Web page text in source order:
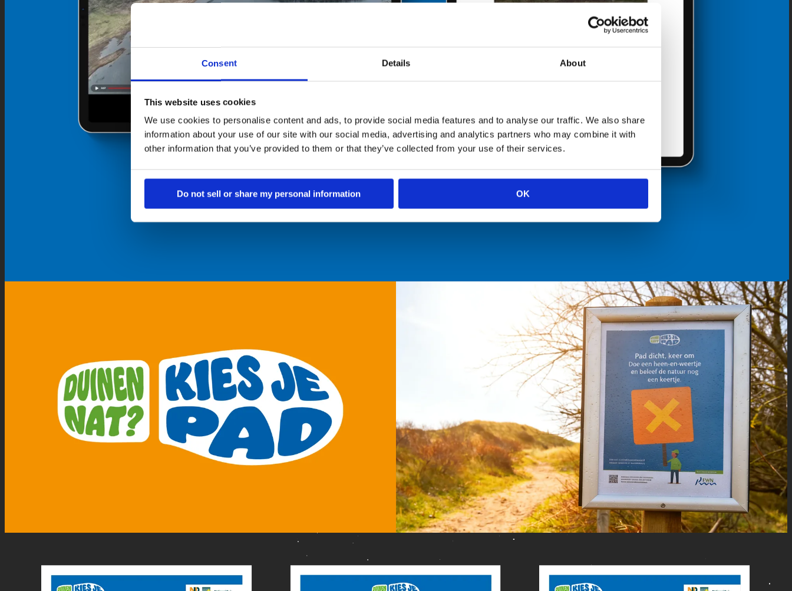
Consent Details About
This website uses cookies
We use cookies to personalise content and ads, to provide social media features and to analyse our traffic. We also share
information about your use of our site with our social media, advertising and analytics partners who may combine it with
other information that you’ve provided to them or that they’ve collected from your use of their services.
Do not sell or share my personal information OK